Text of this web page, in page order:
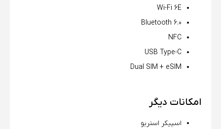
Wi-Fi 6E
Bluetooth 6.0
NFC
USB Type-C
Dual SIM + eSIM
امکانات دیگر
اسپیکر استریو